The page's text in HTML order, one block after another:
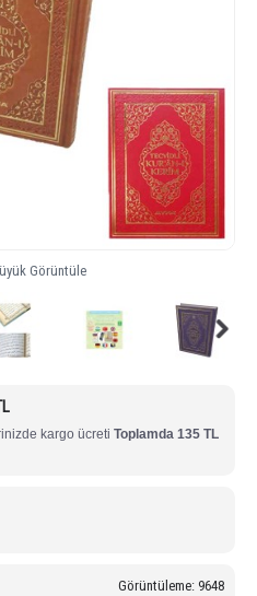
Görüntüle
kargo ücreti Toplamda 135 TL
Görüntüleme: 9648